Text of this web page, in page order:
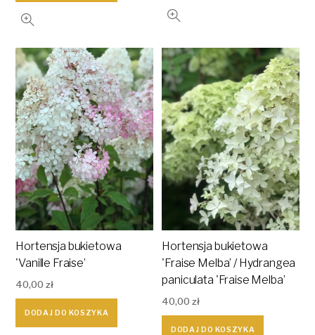
Hortensja bukietowa
'Vanille Fraise’
40,00zł
DODAJ DO KOSZYKA
Hortensja bukietowa
'Fraise Melba’ / Hydrangea
paniculata 'Fraise Melba’
40,00zł
DODAJ DO KOSZYKA